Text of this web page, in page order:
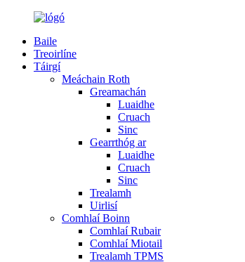
Baile
Treoirlíne
Táirgí
Meáchain Roth
Greamachán
Luaidhe
Cruach
Sinc
Gearrthóg ar
Luaidhe
Cruach
Sinc
Trealamh
Uirlisí
Comhlaí Boinn
Comhlaí Rubair
Comhlaí Miotail
Trealamh TPMS